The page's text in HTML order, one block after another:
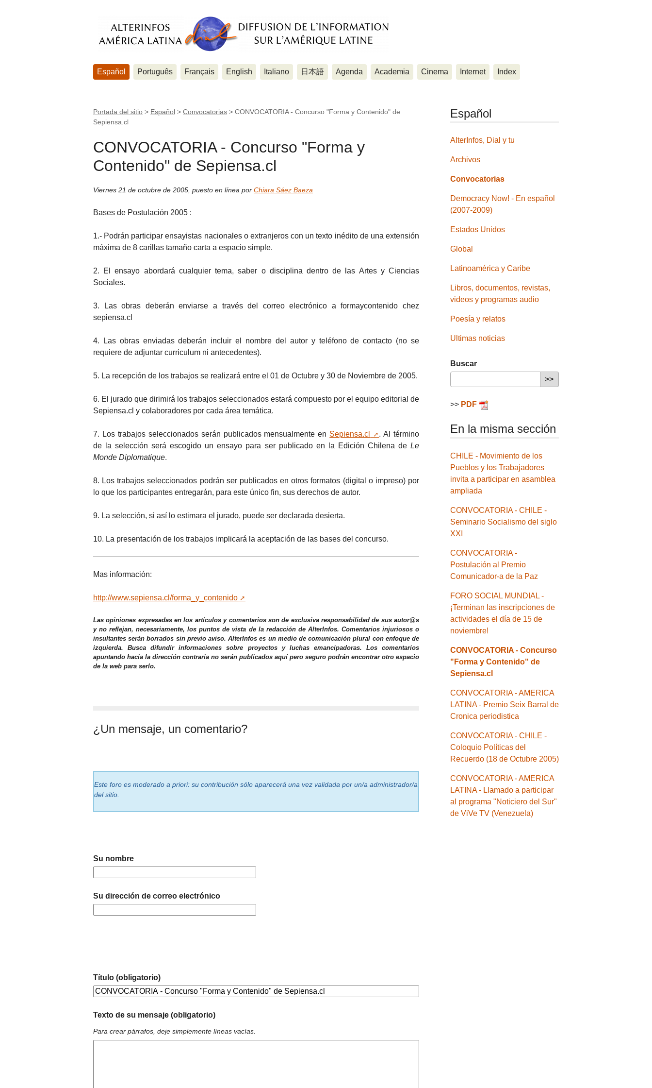
Español Português Français English Italiano 日本語 Agenda Academia Cinema Internet Index
Portada del sitio > Español > Convocatorias > CONVOCATORIA - Concurso "Forma y Contenido" de
Sepiensa.cl
CONVOCATORIA - Concurso "Forma y
Contenido" de Sepiensa.cl
Viernes 21 de octubre de 2005 puesto en línea por Chiara Sáez Baeza
Bases de Postulación 2005 :
1.- Podrán participar ensayistas nacionales o extranjeros con un texto inédito de una extensión
máxima de 8 carillas tamaño carta a espacio simple.
2. El ensayo abordará cualquier tema, saber o disciplina dentro de las Artes y Ciencias
Sociales.
3. Las obras deberán enviarse a través del correo electrónico a formaycontenido chez
sepiensa.cl
4. Las obras enviadas deberán incluir el nombre del autor y teléfono de contacto (no se
requiere de adjuntar curriculum ni antecedentes).
5. La recepción de los trabajos se realizará entre el 01 de Octubre y 30 de Noviembre de 2005.
6. El jurado que dirimirá los trabajos seleccionados estará compuesto por el equipo editorial de
Sepiensa.cl y colaboradores por cada área temática.
7. Los trabajos seleccionados serán publicados mensualmente en Sepiensa.cl
. Al término
de la selección será escogido un ensayo para ser publicado en la Edición Chilena de Le
Monde Diplomatique.
8. Los trabajos seleccionados podrán ser publicados en otros formatos (digital o impreso) por
lo que los participantes entregarán, para este único fin, sus derechos de autor.
9. La selección, si así lo estimara el jurado, puede ser declarada desierta.
10. La presentación de los trabajos implicará la aceptación de las bases del concurso.
Mas información:
http://www.sepiensa.cl/forma_y_contenido
Las opiniones expresadas en los artículos y comentarios son de exclusiva responsabilidad de sus autor@s
y no reflejan, necesariamente, los puntos de vista de la redacción de AlterInfos. Comentarios injuriosos o
insultantes serán borrados sin previo aviso. AlterInfos es un medio de comunicación plural con enfoque de
izquierda. Busca difundir informaciones sobre proyectos y luchas emancipadoras. Los comentarios
apuntando hacia la dirección contraria no serán publicados aquí pero seguro podrán encontrar otro espacio
de la web para serlo.
¿Un mensaje, un comentario?
Este foro es moderado a priori: su contribución sólo aparecerá una vez validada por un/a administrador/a
del sitio.
Su nombre
Su dirección de correo electrónico
Título (obligatorio)
Texto de su mensaje (obligatorio)
Para crear párrafos, deje simplemente líneas vacías.
Español
AlterInfos, Dial y tu
Archivos
Convocatorias
Democracy Now! - En español
(2007-2009)
Estados Unidos
Global
Latinoamérica y Caribe
Libros, documentos, revistas,
videos y programas audio
Poesía y relatos
Ultimas noticias
Buscar
>> PDF
En la misma sección
CHILE - Movimiento de los
Pueblos y los Trabajadores
invita a participar en asamblea
ampliada
CONVOCATORIA - CHILE -
Seminario Socialismo del siglo
XXI
CONVOCATORIA -
Postulación al Premio
Comunicador-a de la Paz
FORO SOCIAL MUNDIAL -
¡Terminan las inscripciones de
actividades el día de 15 de
noviembre!
CONVOCATORIA - Concurso
"Forma y Contenido" de
Sepiensa.cl
CONVOCATORIA - AMERICA
LATINA - Premio Seix Barral de
Cronica periodistica
CONVOCATORIA - CHILE -
Coloquio Políticas del
Recuerdo (18 de Octubre 2005)
CONVOCATORIA - AMERICA
LATINA - Llamado a participar
al programa "Noticiero del Sur"
de ViVe TV (Venezuela)